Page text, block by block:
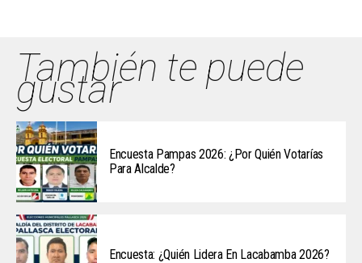
También te puede
gustar
Encuesta Pampas 2026: ¿Por Quién Votarías
Para Alcalde?
Encuesta: ¿Quién Lidera En Lacabamba 2026?